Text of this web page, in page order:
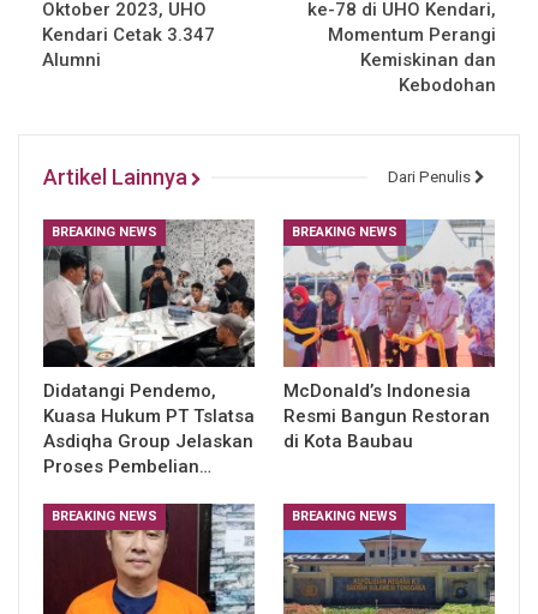
Oktober 2023, UHO
Kendari Cetak 3.347
Alumni
ke-78 di UHO Kendari,
Momentum Perangi
Kemiskinan dan
Kebodohan
Artikel Lainnya Dari Penulis
BREAKING NEWS
Didatangi Pendemo,
Kuasa Hukum PT Tslatsa
Asdiqha Group Jelaskan
Proses Pembelian…
BREAKING NEWS
McDonald’s Indonesia
Resmi Bangun Restoran
di Kota Baubau
BREAKING NEWS BREAKING NEWS